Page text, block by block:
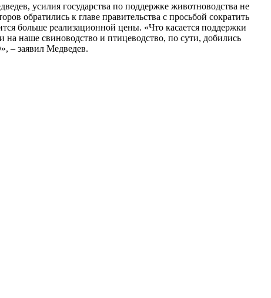
усилия государства по поддержке животноводства не
обратились к главе правительства с просьбой сократить
больше реализационной цены. «Что касается поддержки
наше свиноводство и птицеводство, по сути, добились
– заявил Медведев.